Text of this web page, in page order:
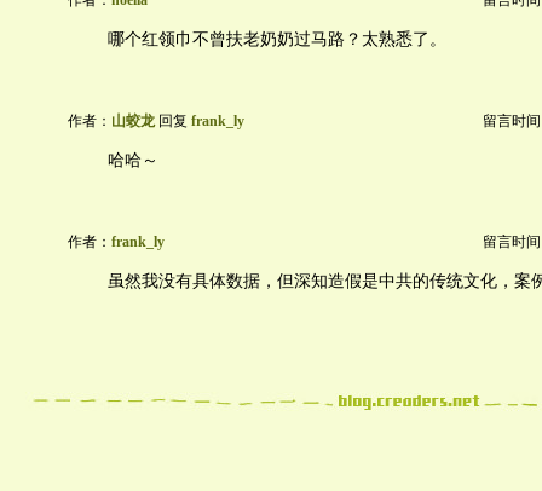
哪个红领巾不曾扶老奶奶过马路？太熟悉了。
作者： 山蛟龙回复 frank_ly 留言时间
哈哈～
作者： frank_ly 留言时间
虽然我没有具体数据，但深知造假是中共的传统文化，案